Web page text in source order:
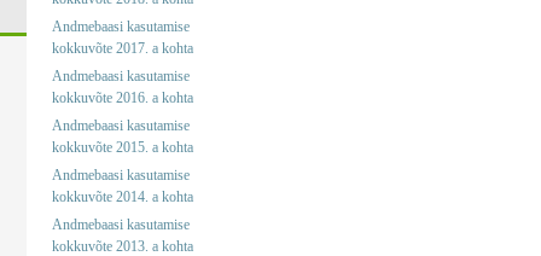
Andmebaasi kasutamise
kokkuvõte 2017. a kohta
Andmebaasi kasutamise
kokkuvõte 2016. a kohta
Andmebaasi kasutamise
kokkuvõte 2015. a kohta
Andmebaasi kasutamise
kokkuvõte 2014. a kohta
Andmebaasi kasutamise
kokkuvõte 2013. a kohta